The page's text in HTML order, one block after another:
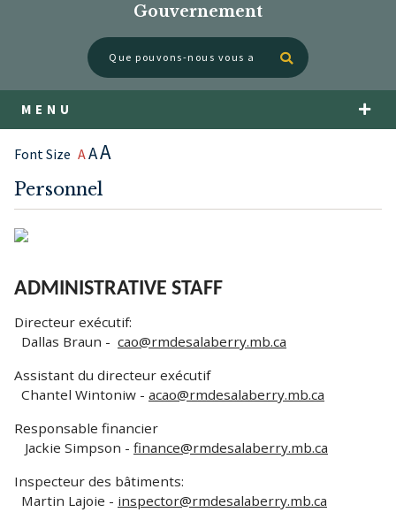
Gouvernement
Type here to
MENU
Personnel
Font Size AAA
ADMINISTRATIVE STAFF
Directeur exécutif:
Dallas Braun - cao@rmdesalaberry.mb.ca
Assistant du directeur exécutif
Chantel Wintoniw - acao@rmdesalaberry.mb.ca
Responsable financier
Jackie Simpson - finance@rmdesalaberry.mb.ca
Inspecteur des bâtiments:
Martin Lajoie - inspector@rmdesalaberry.mb.ca